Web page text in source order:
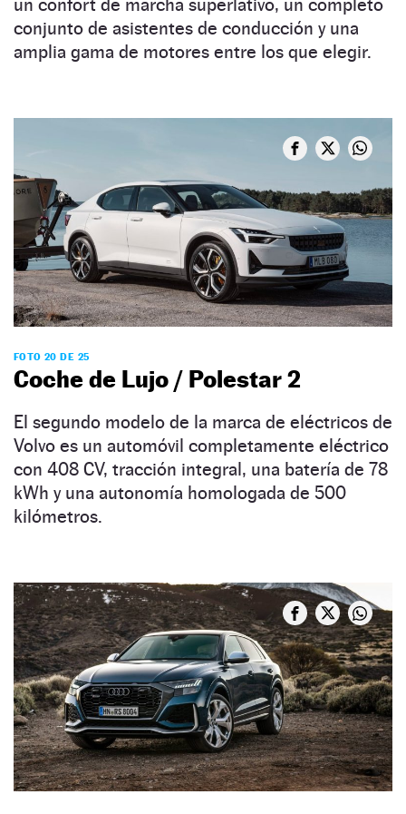
un confort de marcha superlativo, un completo
conjunto de asistentes de conducción y una
amplia gama de motores entre los que elegir.
FOTO 20 DE 25
Coche de Lujo / Polestar 2
El segundo modelo de la marca de eléctricos de
Volvo es un automóvil completamente eléctrico
con 408 CV, tracción integral, una batería de 78
kWh y una autonomía homologada de 500
kilómetros.